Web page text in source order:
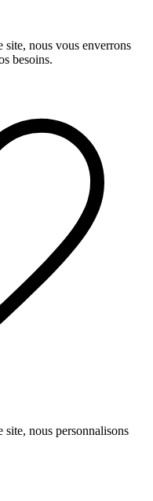
site, nous vous enverrons
besoins.
site, nous personnalisons